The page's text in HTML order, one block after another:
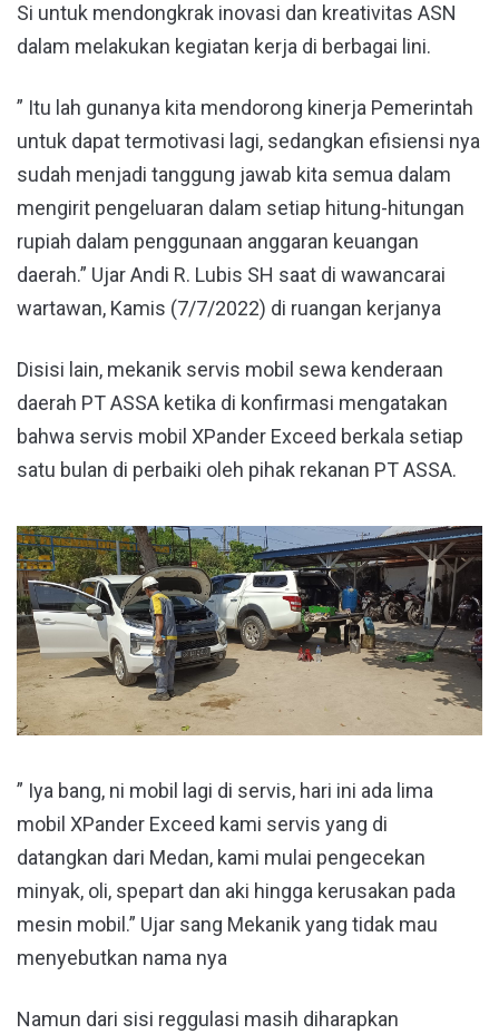
Si untuk mendongkrak inovasi dan kreativitas ASN
dalam melakukan kegiatan kerja di berbagai lini.
” Itu lah gunanya kita mendorong kinerja Pemerintah
untuk dapat termotivasi lagi, sedangkan efisiensi nya
sudah menjadi tanggung jawab kita semua dalam
mengirit pengeluaran dalam setiap hitung-hitungan
rupiah dalam penggunaan anggaran keuangan
daerah.” Ujar Andi R. Lubis SH saat di wawancarai
wartawan, Kamis (7/7/2022) di ruangan kerjanya
Disisi lain, mekanik servis mobil sewa kenderaan
daerah PT ASSA ketika di konfirmasi mengatakan
bahwa servis mobil XPander Exceed berkala setiap
satu bulan di perbaiki oleh pihak rekanan PT ASSA.
” Iya bang, ni mobil lagi di servis, hari ini ada lima
mobil XPander Exceed kami servis yang di
datangkan dari Medan, kami mulai pengecekan
minyak, oli, spepart dan aki hingga kerusakan pada
mesin mobil.” Ujar sang Mekanik yang tidak mau
menyebutkan nama nya
Namun dari sisi reggulasi masih diharapkan